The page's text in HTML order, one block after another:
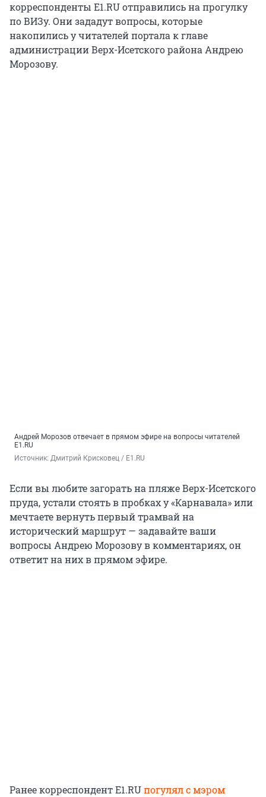
корреспонденты E1.RU отправились на прогулку
по ВИЗу. Они зададут вопросы, которые
накопились у читателей портала к главе
администрации Верх-Исетского района Андрею
Морозову.
Андрей Морозов отвечает в прямом эфире на вопросы читателей
E1.RU
Источник: Дмитрий Крисковец / E1.RU
Если вы любите загорать на пляже Верх-Исетского
пруда, устали стоять в пробках у «Карнавала» или
мечтаете вернуть первый трамвай на
исторический маршрут — задавайте ваши
вопросы Андрею Морозову в комментариях, он
ответит на них в прямом эфире.
Ранее корреспондент E1.RUпогулял с мэром